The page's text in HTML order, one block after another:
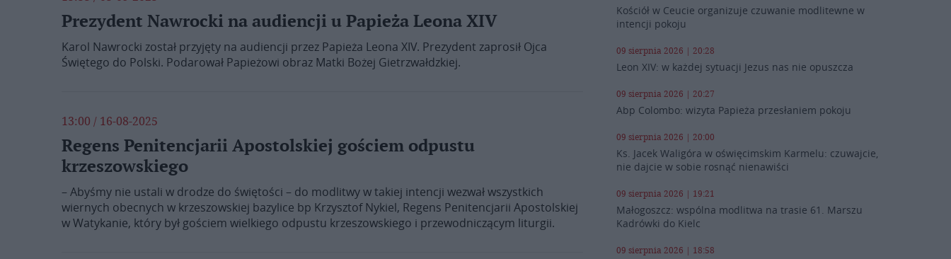
Prezydent Nawrocki na audiencji u Papieża Leona XIV
Karol Nawrocki został przyjęty na audiencji przez Papieża Leona XIV. Prezydent zaprosił Ojca
Świętego do Polski. Podarował Papieżowi obraz Matki Bożej Gietrzwałdzkiej.
13:00 / 16-08-2025
Regens Penitencjarii Apostolskiej gościem odpustu
krzeszowskiego
– Abyśmy nie ustali w drodze do świętości – do modlitwy w takiej intencji wezwał wszystkich
wiernych obecnych w krzeszowskiej bazylice bp Krzysztof Nykiel, Regens Penitencjarii Apostolskiej
w Watykanie, który był gościem wielkiego odpustu krzeszowskiego i przewodniczącym liturgii.
Kościół w Ceucie organizuje czuwanie modlitewne w
intencji pokoju
09 sierpnia 2026 | 20:28
Leon XIV: w każdej sytuacji Jezus nas nie opuszcza
09 sierpnia 2026 | 20:27
Abp Colombo: wizyta Papieża przesłaniem pokoju
09 sierpnia 2026 | 20:00
Ks. Jacek Waligóra w oświęcimskim Karmelu: czuwajcie,
nie dajcie w sobie rosnąć nienawiści
09 sierpnia 2026 | 19:21
Małogoszcz: wspólna modlitwa na trasie 61. Marszu
Kadrówki do Kielc
09 sierpnia 2026 | 18:58